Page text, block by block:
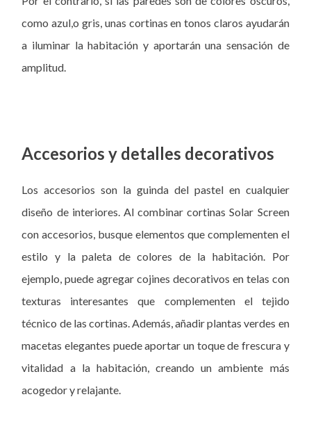
como azul,o gris, unas cortinas en tonos claros ayudarán
a iluminar la habitación y aportarán una sensación de
amplitud.
Accesorios y detalles decorativos
Los accesorios son la guinda del pastel en cualquier
diseño de interiores. Al combinar cortinas Solar Screen
con accesorios, busque elementos que complementen el
estilo y la paleta de colores de la habitación. Por
ejemplo, puede agregar cojines decorativos en telas con
texturas interesantes que complementen el tejido
técnico de las cortinas. Además, añadir plantas verdes en
macetas elegantes puede aportar un toque de frescura y
vitalidad a la habitación, creando un ambiente más
acogedor y relajante.